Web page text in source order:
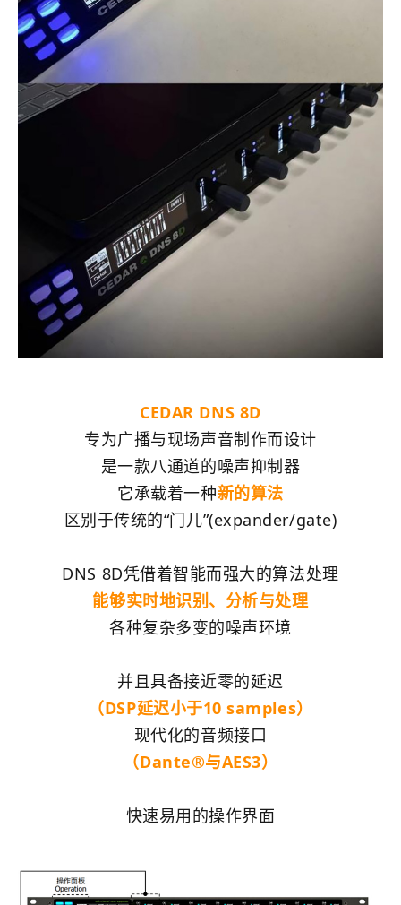
CEDAR DNS 8D
专为广播与现场声音制作而设计
是一款八通道的噪声抑制器
它承载着一种新的算法
区别于传统的“门儿”(expander/gate)
DNS 8D凭借着智能而强大的算法处理
能够实时地识别、分析与处理
各种复杂多变的噪声环境
并且具备接近零的延迟
（DSP延迟小于10 samples）
现代化的音频接口
（Dante®与AES3）
快速易用的操作界面